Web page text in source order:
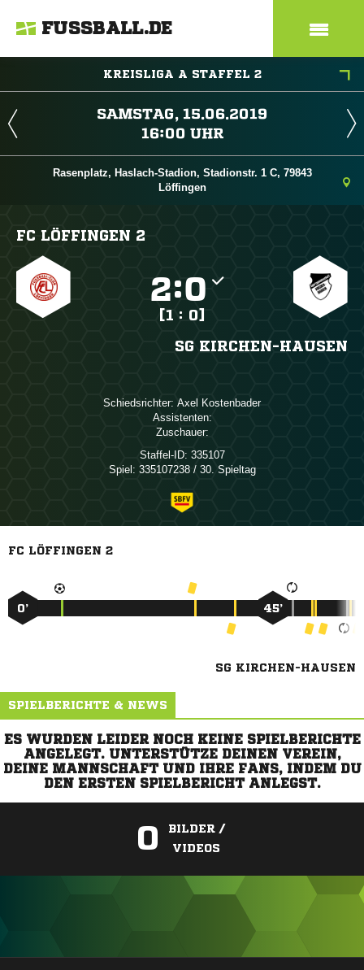
FUSSBALL.DE
KREISLIGA A STAFFEL 2
 
 
Rasenplatz, Haslach-Stadion, Stadionstr. 1 C, 79843
Löffingen
FC LÖFFINGEN 2
:
[1 : 0]
SG KIRCHEN-HAUSEN
Schiedsrichter:  
Assistenten:
Zuschauer:
Staffel-ID: 335107
Spiel: 335107238 / 30. Spieltag
FC LÖFFINGEN 2
0’ 45’
SG KIRCHEN-HAUSEN
SPIELBERICHTE & NEWS
ES WURDEN LEIDER NOCH KEINE SPIELBERICHTE
ANGELEGT. UNTERSTÜTZE DEINEN VEREIN,
DEINE MANNSCHAFT UND IHRE FANS, INDEM DU
DEN ERSTEN SPIELBERICHT ANLEGST.
0
BILDER /
VIDEOS